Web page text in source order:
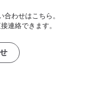
わせはこちら。
連絡できます。